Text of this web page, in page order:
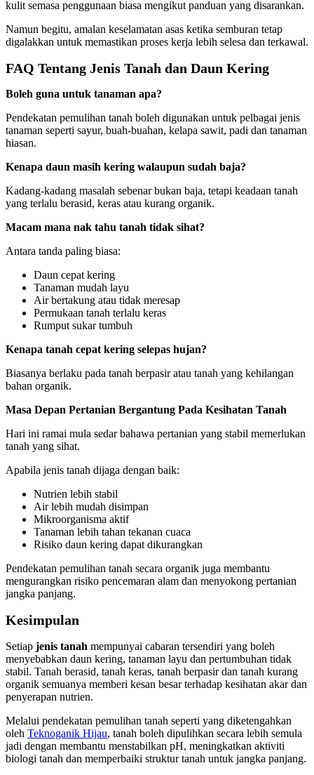
kulit semasa penggunaan biasa mengikut panduan yang disarankan.
Namun begitu, amalan keselamatan asas ketika semburan tetap
digalakkan untuk memastikan proses kerja lebih selesa dan terkawal.
FAQ Tentang Jenis Tanah dan Daun Kering
Boleh guna untuk tanaman apa?
Pendekatan pemulihan tanah boleh digunakan untuk pelbagai jenis
tanaman seperti sayur, buah-buahan, kelapa sawit, padi dan tanaman
hiasan.
Kenapa daun masih kering walaupun sudah baja?
Kadang-kadang masalah sebenar bukan baja, tetapi keadaan tanah
yang terlalu berasid, keras atau kurang organik.
Macam mana nak tahu tanah tidak sihat?
Antara tanda paling biasa:
Daun cepat kering
Tanaman mudah layu
Air bertakung atau tidak meresap
Permukaan tanah terlalu keras
Rumput sukar tumbuh
Kenapa tanah cepat kering selepas hujan?
Biasanya berlaku pada tanah berpasir atau tanah yang kehilangan
bahan organik.
Masa Depan Pertanian Bergantung Pada Kesihatan Tanah
Hari ini ramai mula sedar bahawa pertanian yang stabil memerlukan
tanah yang sihat.
Apabila jenis tanah dijaga dengan baik:
Nutrien lebih stabil
Air lebih mudah disimpan
Mikroorganisma aktif
Tanaman lebih tahan tekanan cuaca
Risiko daun kering dapat dikurangkan
Pendekatan pemulihan tanah secara organik juga membantu
mengurangkan risiko pencemaran alam dan menyokong pertanian
jangka panjang.
Kesimpulan
Setiap jenis tanah mempunyai cabaran tersendiri yang boleh
menyebabkan daun kering, tanaman layu dan pertumbuhan tidak
stabil. Tanah berasid, tanah keras, tanah berpasir dan tanah kurang
organik semuanya memberi kesan besar terhadap kesihatan akar dan
penyerapan nutrien.
Melalui pendekatan pemulihan tanah seperti yang diketengahkan
oleh Teknoganik Hijau, tanah boleh dipulihkan secara lebih semula
jadi dengan membantu menstabilkan pH, meningkatkan aktiviti
biologi tanah dan memperbaiki struktur tanah untuk jangka panjang.